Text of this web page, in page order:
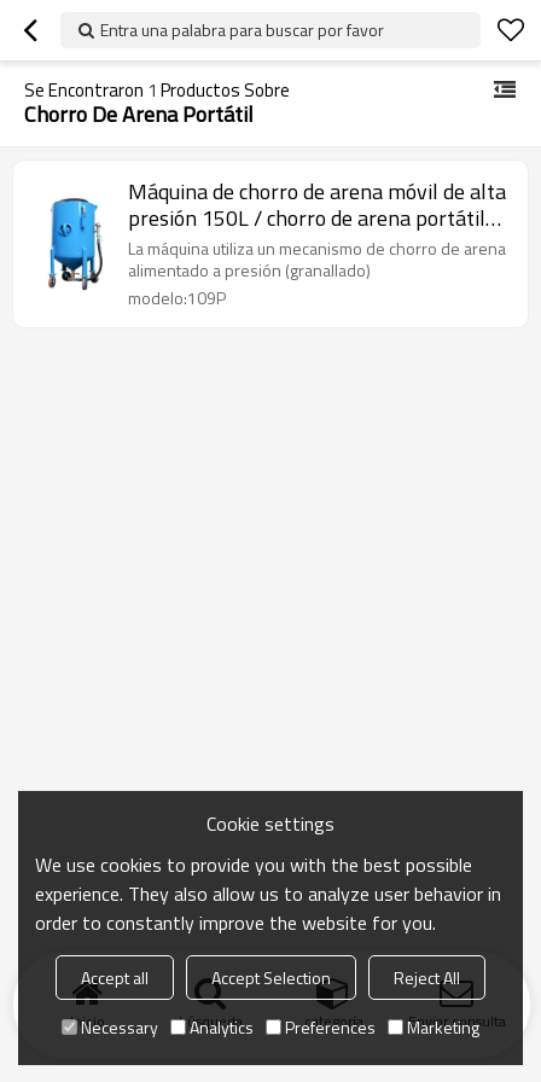
Entra una palabra para buscar por favor
Se Encontraron 1 Productos Sobre
Chorro De Arena Portátil
Máquina de chorro de arena móvil de alta
presión 150L / chorro de arena portátil
para la venta
La máquina utiliza un mecanismo de chorro de arena
alimentado a presión (granallado)
modelo:109P
Inicio búsqueda categoría Enviar consulta
Cookie settings
We use cookies to provide you with the best possible
experience. They also allow us to analyze user behavior in
order to constantly improve the website for you.
Accept all Accept Selection
Reject All
Necessary
Analytics Preferences Marketing